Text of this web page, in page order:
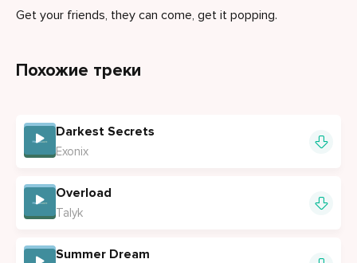
Get your friends, they can come, get it popping.
Похожие треки
Darkest Secrets
Exonix
Overload
Talyk
Summer Dream